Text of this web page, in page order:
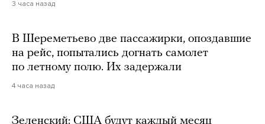
3 часа назад
В Шереметьево две пассажирки, опоздавшие
на рейс, попытались догнать самолет
по летному полю. Их задержали
4 часа назад
Зеленский: США будут каждый месяц